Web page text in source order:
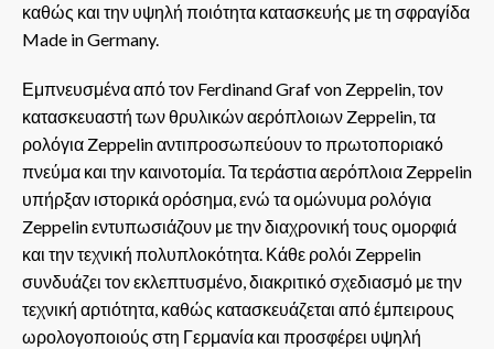
καθώς και την υψηλή ποιότητα κατασκευής με τη σφραγίδα
Made in Germany.
Εμπνευσμένα από τον Ferdinand Graf von Zeppelin, τον
κατασκευαστή των θρυλικών αερόπλοιων Zeppelin, τα
ρολόγια Zeppelin αντιπροσωπεύουν το πρωτοποριακό
πνεύμα και την καινοτομία. Τα τεράστια αερόπλοια Zeppelin
υπήρξαν ιστορικά ορόσημα, ενώ τα ομώνυμα ρολόγια
Zeppelin εντυπωσιάζουν με την διαχρονική τους ομορφιά
και την τεχνική πολυπλοκότητα. Κάθε ρολόι Zeppelin
συνδυάζει τον εκλεπτυσμένο, διακριτικό σχεδιασμό με την
τεχνική αρτιότητα, καθώς κατασκευάζεται από έμπειρους
ωρολογοποιούς στη Γερμανία και προσφέρει υψηλή